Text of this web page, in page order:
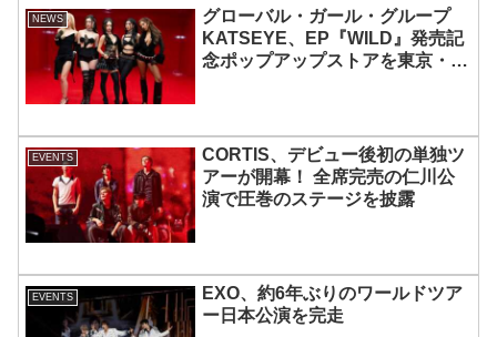
NEWS
グローバル・ガール・グループ
KATSEYE、EP『WILD』発売記
念ポップアップストアを東京・原
EVENTS
CORTIS、デビュー後初の単独ツ
アーが開幕！ 全席完売の仁川公
演で圧巻のステージを披露
EVENTS
EXO、約6年ぶりのワールドツア
ー日本公演を完走